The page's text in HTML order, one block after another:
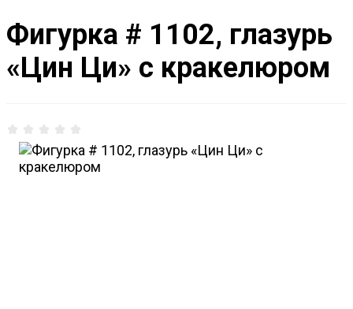
Фигурка # 1102, глазурь
«Цин Ци» с кракелюром